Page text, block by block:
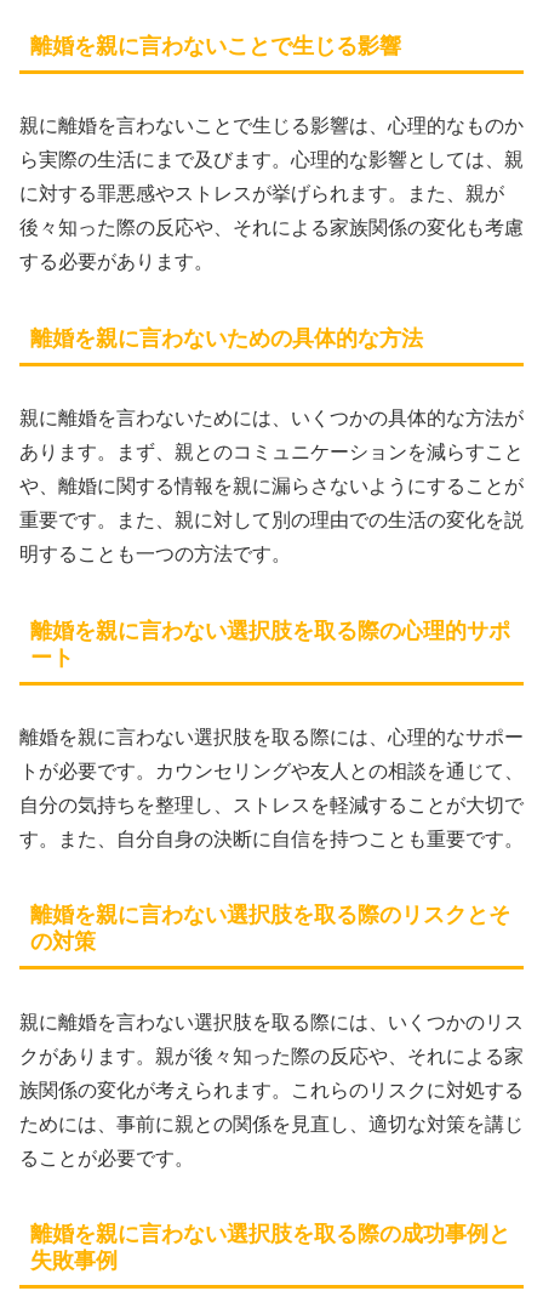
離婚を親に言わないことで生じる影響
親に離婚を言わないことで生じる影響は、心理的なものか
ら実際の生活にまで及びます。心理的な影響としては、親
に対する罪悪感やストレスが挙げられます。また、親が
後々知った際の反応や、それによる家族関係の変化も考慮
する必要があります。
離婚を親に言わないための具体的な方法
親に離婚を言わないためには、いくつかの具体的な方法が
あります。まず、親とのコミュニケーションを減らすこと
や、離婚に関する情報を親に漏らさないようにすることが
重要です。また、親に対して別の理由での生活の変化を説
明することも一つの方法です。
離婚を親に言わない選択肢を取る際の心理的サポ
ート
離婚を親に言わない選択肢を取る際には、心理的なサポー
トが必要です。カウンセリングや友人との相談を通じて、
自分の気持ちを整理し、ストレスを軽減することが大切で
す。また、自分自身の決断に自信を持つことも重要です。
離婚を親に言わない選択肢を取る際のリスクとそ
の対策
親に離婚を言わない選択肢を取る際には、いくつかのリス
クがあります。親が後々知った際の反応や、それによる家
族関係の変化が考えられます。これらのリスクに対処する
ためには、事前に親との関係を見直し、適切な対策を講じ
ることが必要です。
離婚を親に言わない選択肢を取る際の成功事例と
失敗事例